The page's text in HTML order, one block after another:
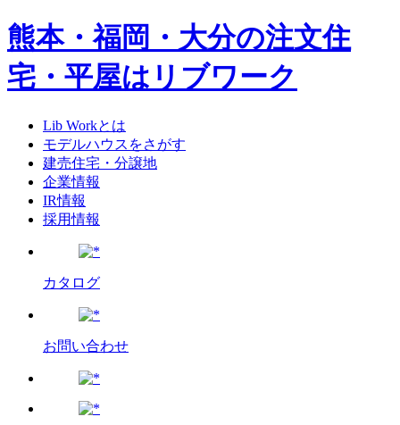
熊本・福岡・大分の注文住
宅・平屋はリブワーク
Lib Workとは
モデルハウスをさがす
建売住宅・分譲地
企業情報
IR情報
採用情報
カタログ
お問い合わせ